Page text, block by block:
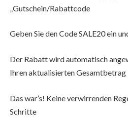
„Gutschein/Rabattcode
Geben Sie den Code SALE20 ein
Der Rabatt wird automatisch
Ihren aktualisierten Gesamtbetrag
Das war’s! Keine verwirrenden
Schritte